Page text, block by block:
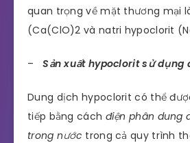
quan trọng về mặt thương mại
(Ca(ClO)2 và natri hypoclorit
–Sản xuất hypoclorit sử dụng
Dung dịch hypoclorit có thể
tiếp bằng cách điện phân dung
trong nước trong cả quy trình